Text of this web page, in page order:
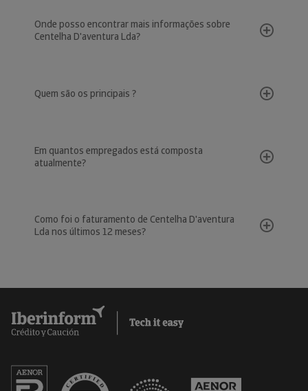
Onde posso encontrar mais informações sobre
Centelha D'aventura Lda?
Quem são os principais ?
Em quantos empregados está composta
atualmente?
Como foi o faturamento de Centelha D'aventura
Lda nos últimos 12 meses?